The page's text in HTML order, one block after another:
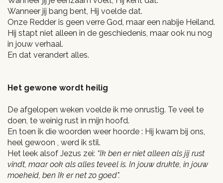
Wanneer jij bang bent, Hij voelde dat.
Onze Redder is geen verre God, maar een nabije Heiland.
Hij stapt niet alleen in de geschiedenis, maar ook nu nog
in jouw verhaal.
En dat verandert alles.
Het gewone wordt heilig
De afgelopen weken voelde ik me onrustig. Te veel te
doen, te weinig rust in mijn hoofd.
En toen ik die woorden weer hoorde : Hij kwam bij ons,
heel gewoon , werd ik stil.
Het leek alsof Jezus zei: “Ik ben er niet alleen als jij rust
vindt, maar ook als alles teveel is. In jouw drukte, in jouw
moeheid, ben Ik er net zo goed".